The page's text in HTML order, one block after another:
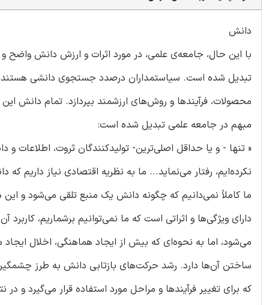
دانش
با این حال، جامعه‌ی علمی، در مورد اثرات و ارزش دانش
تبدیل شده است. سیاستمداران درصدد جستجوی دانشی هستند که
مبهم در جامعه علمی تبدیل شده است:
« تنها - و یا حداقل اصلی‌ترین- تولیدکنندگان ثروت،
نکرده‌ایم، رفتار می‌نماید... ما به نظریه اقتصادی نیاز داریم که
ما کاملاً نمی‌دانیم که چگونه دانش یک منبع تلقی می‌شود و
دارای ویژگی‌ها و اثراتی است که ما نمی‌توانیم برشماریم،
می‌شود، اما به نحوه‌ای که بیش از ایجاد هماهنگی، اخلال
ساختن آن‌ها دارد. رشد حرکت‌های بازتابی دانش به طرز
که برای تغییر فرآیندها و مراحل مورد استفاده قرار می‌گیرد